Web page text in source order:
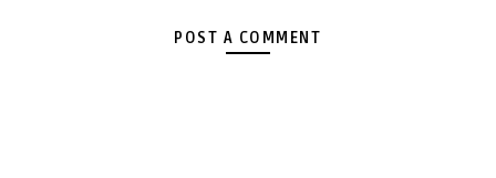
POST A COMMENT